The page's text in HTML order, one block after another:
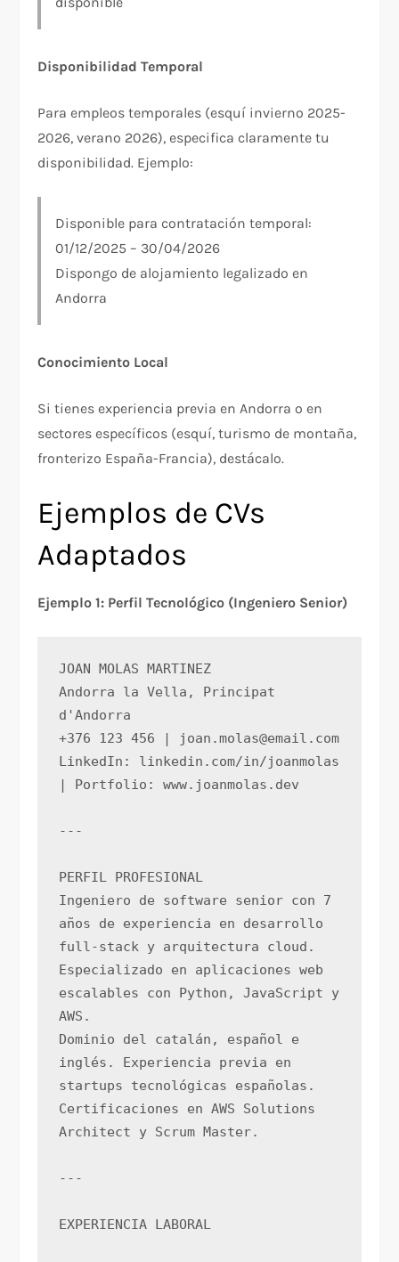
Disponibilidad Temporal
Para empleos temporales (esquí invierno 2025-
2026, verano 2026), especifica claramente tu
disponibilidad. Ejemplo:
Disponible para contratación temporal:
01/12/2025 – 30/04/2026
Dispongo de alojamiento legalizado en
Andorra
Conocimiento Local
Si tienes experiencia previa en Andorra o en
sectores específicos (esquí, turismo de montaña,
fronterizo España-Francia), destácalo.
Ejemplos de CVs
Adaptados
Ejemplo 1: Perfil Tecnológico (Ingeniero Senior)
JOAN MOLAS MARTINEZ
Andorra la Vella, Principat
d'Andorra
+376 123 456 | joan.molas@email.com
LinkedIn: linkedin.com/in/joanmolas
| Portfolio: www.joanmolas.dev
---
PERFIL PROFESIONAL
Ingeniero de software senior con 7
años de experiencia en desarrollo
full-stack y arquitectura cloud.
Especializado en aplicaciones web
escalables con Python, JavaScript y
AWS.
Dominio del catalán, español e
inglés. Experiencia previa en
startups tecnológicas españolas.
Certificaciones en AWS Solutions
Architect y Scrum Master.
---
EXPERIENCIA LABORAL